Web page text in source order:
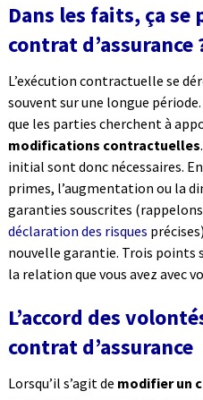
Dans les faits, ça se
contrat d’assurance
L’exécution contractuelle se
souvent sur une longue
que les parties cherchent à
modifications contractuelles
initial sont donc nécessaires.
primes, l’augmentation ou la
garanties souscrites
déclaration des risques
nouvelle garantie. Trois points
la relation que vous avez avec
L’accord des
contrat d’assurance
Lorsqu’il s’agit de modifier un